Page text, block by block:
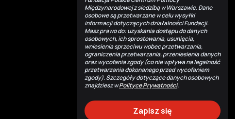
Międzynarodowej z siedzibą w Warszawie. Dane
osobowe są przetwarzane w celu wysyłki
informacji dotyczących działalności Fundacji.
Masz prawo do: uzyskania dostępu do danych
osobowych, ich sprostowania, usunięcia,
wniesienia sprzeciwu wobec przetwarzania,
ograniczenia przetwarzania, przeniesienia danych
oraz wycofania zgody (co nie wpływa na legalność
przetwarzania dokonanego przed wycofaniem
zgody). Szczegóły dotyczące danych osobowych
znajdziesz wPolityce Prywatności.